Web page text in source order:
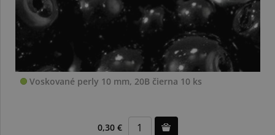
Voskované perly 10 mm, 20B čierna 10 ks
0,30 €